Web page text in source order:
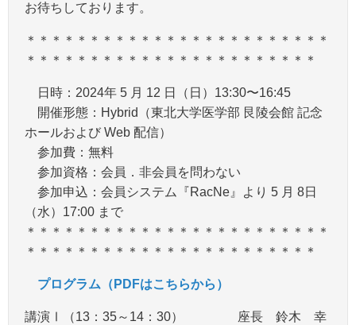
お待ちしております。
＊＊＊＊＊＊＊＊＊＊＊＊＊＊＊＊＊＊＊＊＊＊＊＊
＊＊＊＊＊＊＊＊＊＊＊＊＊＊＊＊＊＊＊＊＊＊＊
日時：2024年 5 月 12 日（日）13:30〜16:45
開催形態：Hybrid（東北大学医学部 艮陵会館 記念
ホールおよび Web 配信）
参加費：無料
参加資格：会員．非会員を問わない
参加申込：会員システム『RacNe』より 5 月 8日
（水）17:00 まで
＊＊＊＊＊＊＊＊＊＊＊＊＊＊＊＊＊＊＊＊＊＊＊＊
＊＊＊＊＊＊＊＊＊＊＊＊＊＊＊＊＊＊＊＊＊＊＊
プログラム（PDFはこちらから）
講演Ⅰ（13：35～14：30） 座長 鈴木 幸